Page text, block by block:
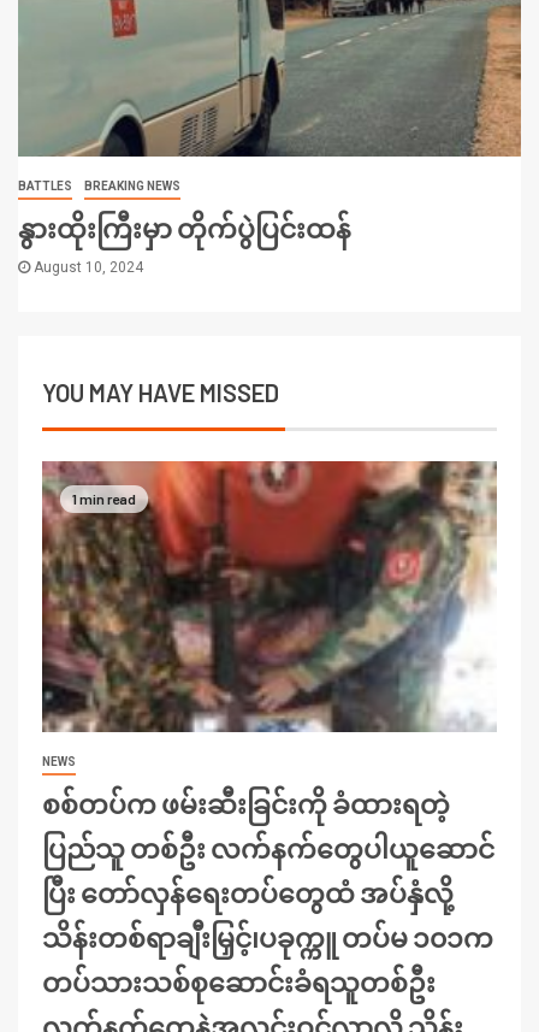
BATTLES BREAKING NEWS
နွားထိုးကြီးမှာ တိုက်ပွဲပြင်းထန်
August 10, 2024
YOU MAY HAVE MISSED
1 min read
NEWS
စစ်တပ်က ဖမ်းဆီးခြင်းကို ခံထားရတဲ့
ပြည်သူ တစ်ဦး လက်နက်တွေပါယူဆောင်
ပြီး တော်လှန်ရေးတပ်တွေထံ အပ်နှံလို့
သိန်းတစ်ရာချီးမြှင့်၊ပခုက္ကူ တပ်မ ၁၀၁က
တပ်သားသစ်စုဆောင်းခံရသူတစ်ဦး